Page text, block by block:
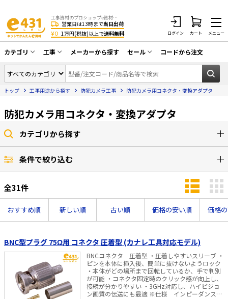
工事資材のプロショップe資材 CATV・アンテナ・防犯・光・LAN・電気・空調工事など
営業日は13時まで当日出荷
¥0 1万円(税抜)以上で送料無料 ログイン カート メニュー
カテゴリ
同軸ケーブル／テレビ用接栓／関連工具
アンテナ・取付金具・ブースター／CATV
配線補助具（モール・結束バンド・テー
プ類 他）
防犯工事関連
電話線／コネクタ／アダプタ
光ファイバー・融着接続機関連
LANケーブル・コネクタ・関連資材/機器
エアコン・換気扇・空調資材
太陽光発電ケーブル・コネクタ・関連資
材/機器
電源ケーブル／コネクタ／分電盤／ブレ
ーカ
工事
CATV・アンテナ工事
光工事・FTTH工事
エアコン・換気扇工事
防犯カメラ工事
LAN配線工事
EV充電設備工事
照明設置工事
太陽光発電工事
ホテル・病院向け
メーカーから探す セール
在庫一掃セール
コードから注文
トップ 工事用途から探す 防犯カメラ工事 防犯カメラ用コネクタ・変換アダプタ
防犯カメラ用コネクタ・変換アダプタ
カテゴリから探す
条件で絞り込む
全31件
おすすめ順 新しい順 古い順 価格の安い順 価格
BNC型プラグ 75Ω用 コネクタ 圧着型 (カナレ工具対応モデル)
BNCコネクタ 圧着型 ・圧着しやすいスリーブ ・
ピンを本体に挿入後、簡単に抜けないようロック
・本体がどの場所まで回転しているか、手で判別
が可能 ・コネクタ固定時のクリック感が向上し、
接続が分かりやすい ・3GHz対応し、ハイビジョ
ン画質の伝送にも最適 ※仕様 インピーダンス